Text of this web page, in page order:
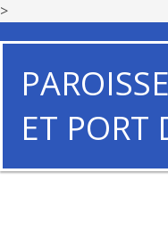
>
ET PORT